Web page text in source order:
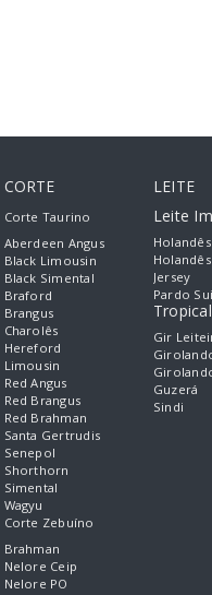
CORTE
Corte Taurino
Aberdeen Angus
Black Limousin
Black Simental
Braford
Brangus
Charolês
Hereford
Limousin
Red Angus
Red Brangus
Red Brahman
Santa Gertrudis
Senepol
Shorthorn
Simental
Wagyu
Corte Zebuíno
Brahman
Nelore Ceip
Nelore PO
LEITE
Leite
Jersey
Pardo
Tropical
Gir
Guzerá
Sindi